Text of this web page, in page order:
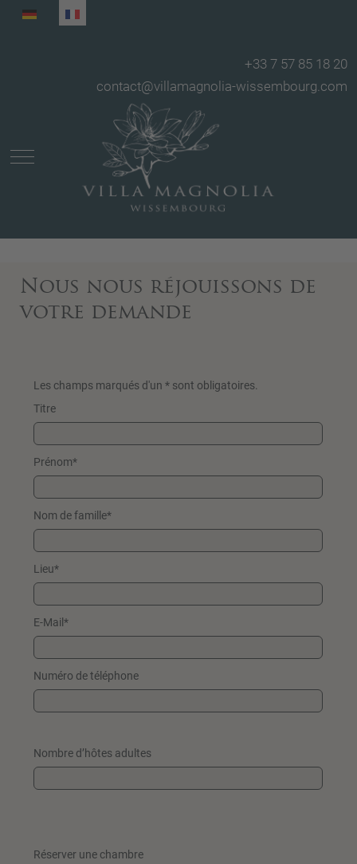
Sélectionnez votre langue
+33 7 57 85 18 20
contact@villamagnolia-wissembourg.com
Mobile Menu Toggle
Nous nous réjouissons de
votre demande